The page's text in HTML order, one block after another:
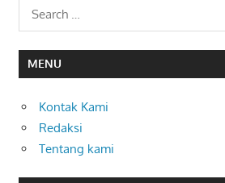
MENU
Kontak Kami
Redaksi
Tentang kami